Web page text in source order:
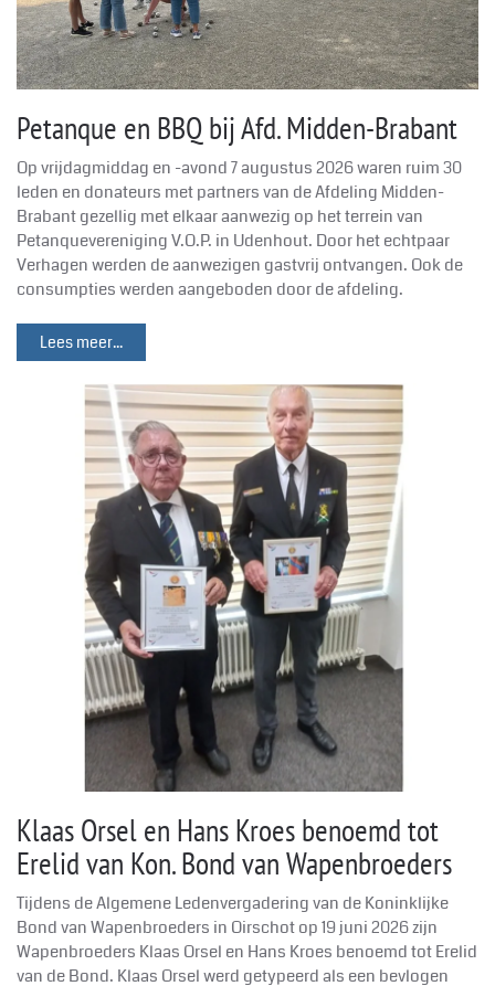
Petanque en BBQ bij Afd. Midden-Brabant
Op vrijdagmiddag en -avond 7 augustus 2026 waren ruim 30
leden en donateurs met partners van de Afdeling Midden-
Brabant gezellig met elkaar aanwezig op het terrein van
Petanquevereniging V.O.P. in Udenhout. Door het echtpaar
Verhagen werden de aanwezigen gastvrij ontvangen. Ook de
consumpties werden aangeboden door de afdeling.
Lees meer...
Klaas Orsel en Hans Kroes benoemd tot
Erelid van Kon. Bond van Wapenbroeders
Tijdens de Algemene Ledenvergadering van de Koninklijke
Bond van Wapenbroeders in Oirschot op 19 juni 2026 zijn
Wapenbroeders Klaas Orsel en Hans Kroes benoemd tot Erelid
van de Bond. Klaas Orsel werd getypeerd als een bevlogen